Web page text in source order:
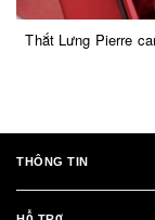
Thắt Lưng Pierre
THÔNG TIN